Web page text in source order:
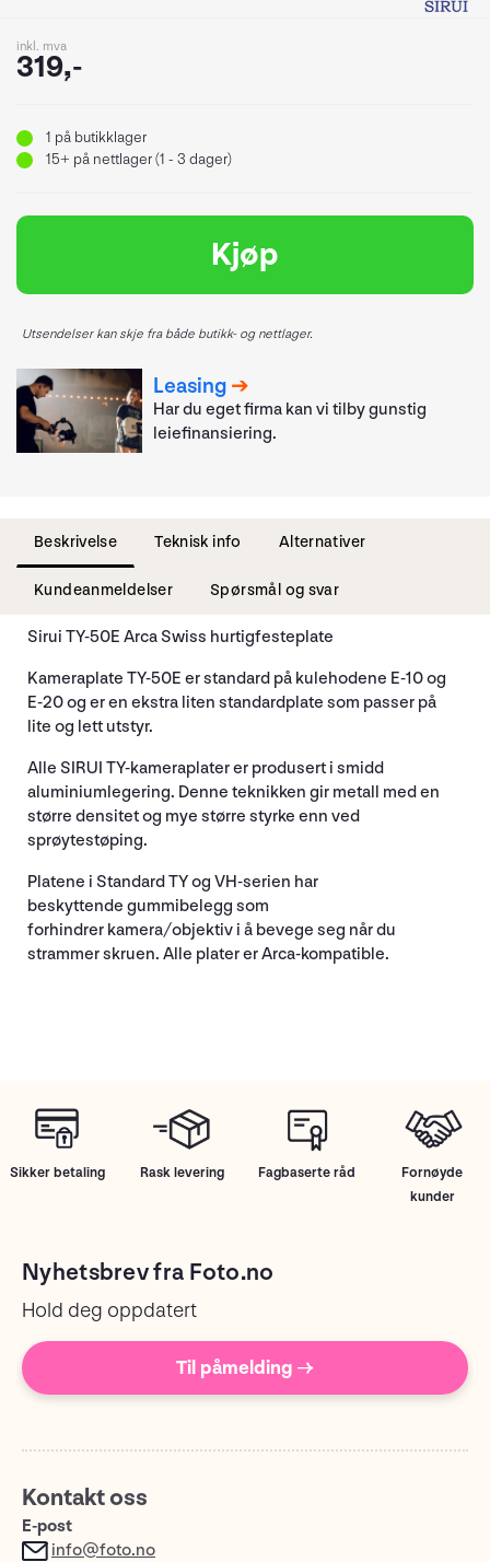
inkl. mva
319,-
1 på butikklager
15+ på nettlager (1 - 3 dager)
Kjøp
Utsendelser kan skje fra både butikk- og nettlager.
Leasing
Har du eget firma kan vi tilby gunstig
leiefinansiering.
Beskrivelse Teknisk info Alternativer
Kundeanmeldelser Spørsmål og svar
Sirui TY-50E Arca Swiss hurtigfesteplate
Kameraplate TY-50E er standard på kulehodene E-10 og
E-20 og er en ekstra liten standardplate som passer på
lite og lett utstyr.
Alle SIRUI TY-kameraplater er produsert i smidd
aluminiumlegering. Denne teknikken gir metall med en
større densitet og mye større styrke enn ved
sprøytestøping.
Platene i Standard TY og VH-serien har
beskyttende gummibelegg som
forhindrer kamera/objektiv i å bevege seg når du
strammer skruen. Alle plater er Arca-kompatible.
Sikker betaling Rask levering Fagbaserte råd
Fornøyde
kunder
Nyhetsbrev fra Foto.no
Hold deg oppdatert
Til påmelding →
Kontakt oss
E-post
info@foto.no